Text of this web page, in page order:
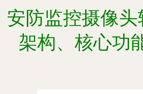
安防监控摄像
架构、核心功